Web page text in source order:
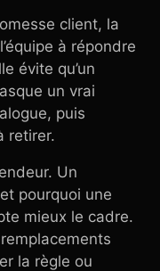
client, la
à répondre
évite qu’un
un vrai
puis
retirer.
Un
pourquoi une
mieux le cadre.
la règle ou